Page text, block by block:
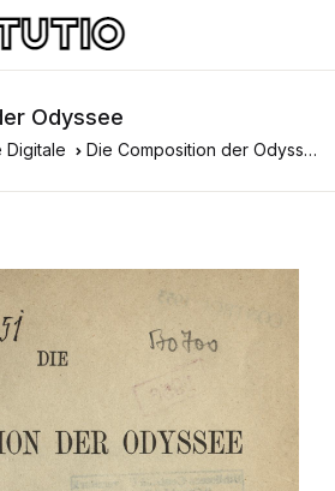
Odyssee
Digitale Die Composition der Odyssee